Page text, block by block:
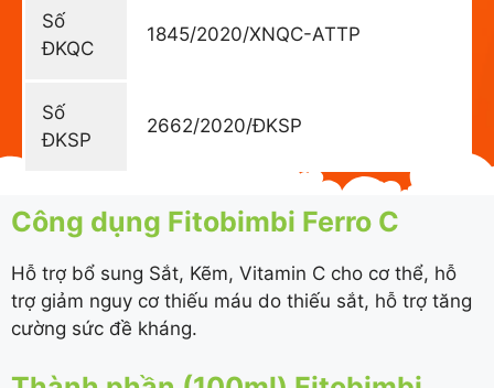
Số
ĐKQC
1845/2020/XNQC-ATTP
Số
ĐKSP
2662/2020/ĐKSP
Công dụng Fitobimbi Ferro C
Hỗ trợ bổ sung Sắt, Kẽm, Vitamin C cho cơ thể, hỗ
trợ giảm nguy cơ thiếu máu do thiếu sắt, hỗ trợ tăng
cường sức đề kháng.